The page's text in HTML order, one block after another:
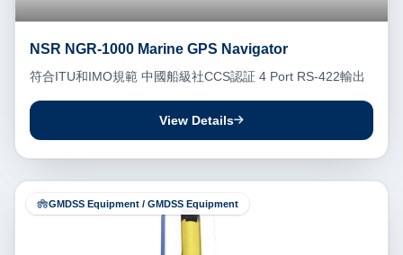
NSR NGR-1000 Marine GPS Navigator
符合ITU和IMO規範 中國船級社CCS認証 4 Port RS-422輸出
View Details
GMDSS Equipment / GMDSS Equipment